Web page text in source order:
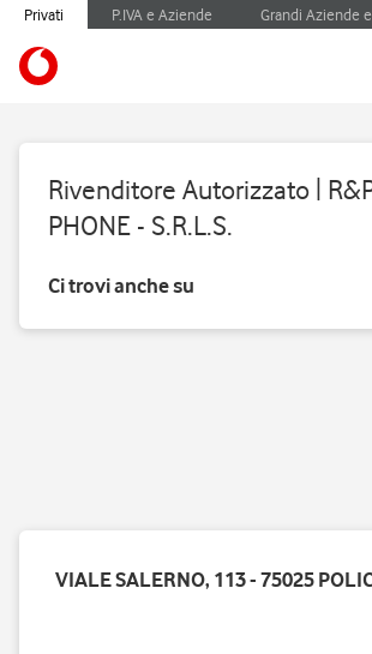
Privati P.IVA e Aziende Grandi Aziende e
Rivenditore Autorizzato |
PHONE - S.R.L.S.
Ci trovi anche su
VIALE SALERNO, 113 - 75025